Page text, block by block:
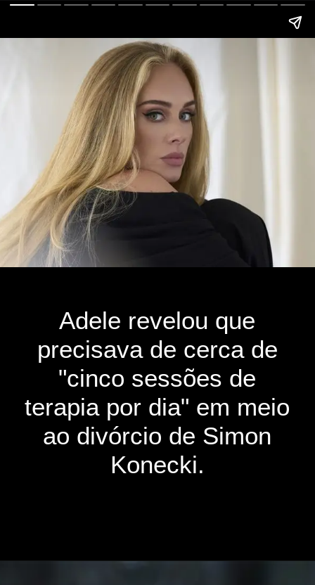
Adele revelou que
precisava de cerca de
"cinco sessões de
terapia por dia" em meio
ao divórcio de Simon
Konecki.